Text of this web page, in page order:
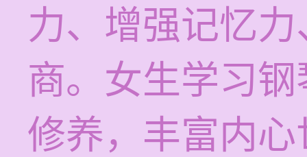
力、增强记忆
商。女生学习
修养，丰富内